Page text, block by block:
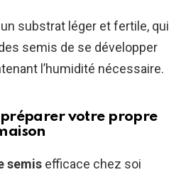
substrat léger et fertile, qui
semis de se développer
l’humidité nécessaire.
votre propre
semis efficace chez soi